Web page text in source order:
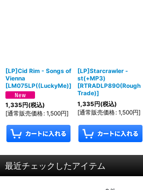
[LP]Cid Rim - Songs of
Vienna
[LM075LP((LuckyMe)]
1,335円(税込)
[通常販売価格: 1,500円]
[LP]Starcrawler -
st(+MP3)
[RTRADLP890(Rough
Trade)]
1,335円(税込)
[通常販売価格: 1,500円]
最近チェックしたアイテム